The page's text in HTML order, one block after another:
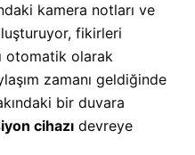
kamera notları ve
fikirleri
otomatik olarak
zamanı geldiğinde
bir duvara
cihazı devreye